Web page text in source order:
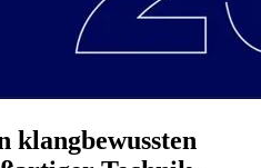
klangbewussten